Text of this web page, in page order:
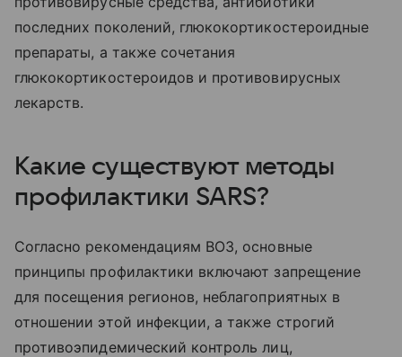
последних поколений, глюкокортикостероидные
препараты, а также сочетания
глюкокортикостероидов и противовирусных
лекарств.
Какие существуют методы
профилактики SARS?
Согласно рекомендациям ВОЗ, основные
принципы профилактики включают запрещение
для посещения регионов, неблагоприятных в
отношении этой инфекции, а также строгий
противоэпидемический контроль лиц,